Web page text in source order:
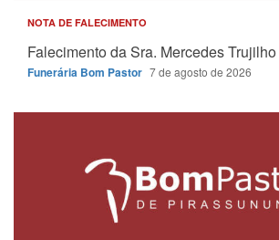
NOTA DE FALECIMENTO
Falecimento da Sra. Mercedes
Funerária Bom Pastor 7 de agosto de 2026